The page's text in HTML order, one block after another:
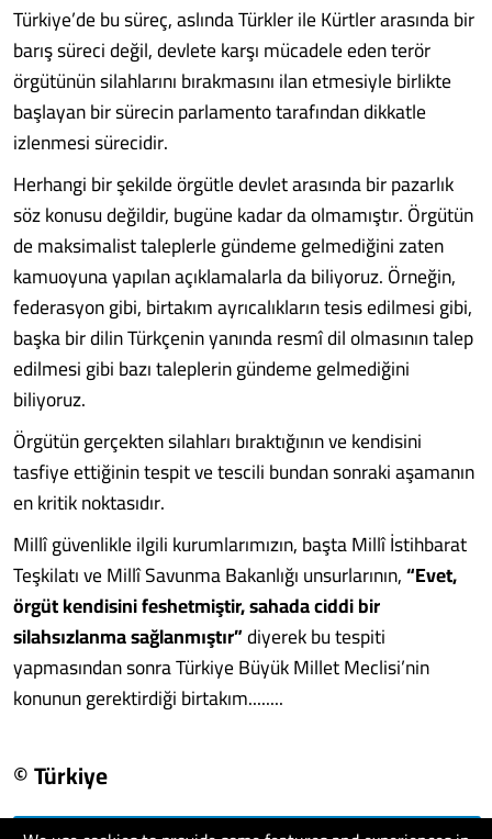
Türkiye’de bu süreç, aslında Türkler ile Kürtler arasında bir
barış süreci değil, devlete karşı mücadele eden terör
örgütünün silahlarını bırakmasını ilan etmesiyle birlikte
başlayan bir sürecin parlamento tarafından dikkatle
izlenmesi sürecidir.
Herhangi bir şekilde örgütle devlet arasında bir pazarlık
söz konusu değildir, bugüne kadar da olmamıştır. Örgütün
de maksimalist taleplerle gündeme gelmediğini zaten
kamuoyuna yapılan açıklamalarla da biliyoruz. Örneğin,
federasyon gibi, birtakım ayrıcalıkların tesis edilmesi gibi,
başka bir dilin Türkçenin yanında resmî dil olmasının talep
edilmesi gibi bazı taleplerin gündeme gelmediğini
biliyoruz.
Örgütün gerçekten silahları bıraktığının ve kendisini
tasfiye ettiğinin tespit ve tescili bundan sonraki aşamanın
en kritik noktasıdır.
Millî güvenlikle ilgili kurumlarımızın, başta Millî İstihbarat
Teşkilatı ve Millî Savunma Bakanlığı unsurlarının,“Evet,
örgüt kendisini feshetmiştir, sahada ciddi bir
silahsızlanma sağlanmıştır”diyerek bu tespiti
yapmasından sonra Türkiye Büyük Millet Meclisi’nin
konunun gerektirdiği birtakım........
© Türkiye